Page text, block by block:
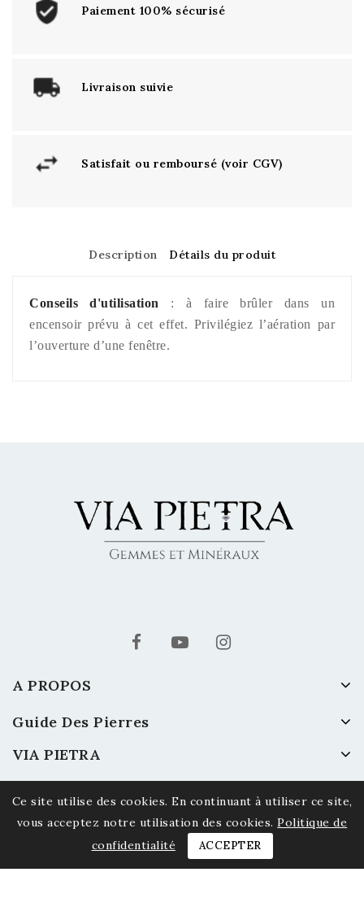
Paiement 100% sécurisé
Livraison suivie
Satisfait ou remboursé (voir CGV)
Description Détails du produit
Conseils d'utilisation
: à faire brûler dans un
encensoir prévu à cet effet. Privilégiez l’aération par
l’ouverture d’une fenêtre.
A PROPOS
Guide Des Pierres
VIA PIETRA
Ce site utilise des cookies. En continuant à utiliser ce site,
vous acceptez notre utilisation des cookies. Politique de
confidentialité
ACCEPTER
© 2026 Via Pietra - Gemmes et Minéraux